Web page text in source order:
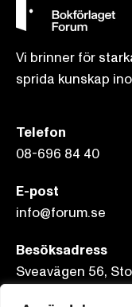
Vi brinner för
sprida kunskap
Telefon
08-696 84 40
E-post
info@forum.se
Besöksadress
Sveavägen 56,